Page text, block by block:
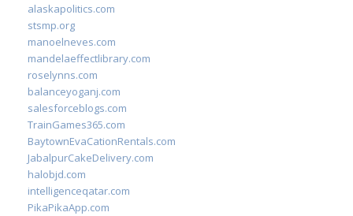
alaskapolitics.com
stsmp.org
manoelneves.com
mandelaeffectlibrary.com
roselynns.com
balanceyoganj.com
salesforceblogs.com
TrainGames365.com
BaytownEvaCationRentals.com
JabalpurCakeDelivery.com
halobjd.com
intelligenceqatar.com
PikaPikaApp.com